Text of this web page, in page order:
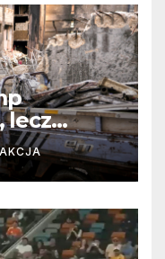
lecz